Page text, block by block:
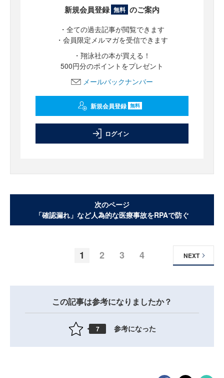
新規会員登録 無料 のご案内
・全ての過去記事が閲覧できます
・会員限定メルマガを受信できます
・翔泳社の本が買える！
500円分のポイントをプレゼント
メールバックナンバー
新規会員登録 無料
ログイン
次のページ
「確認漏れ」など人為的な医療事故をRPAで防ぐ
1 2 3 4 NEXT
この記事は参考になりましたか？
7 参考になった